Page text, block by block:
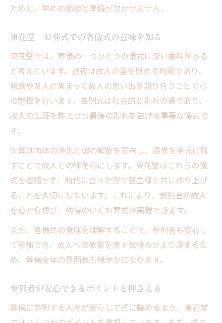
ために、早めの相談と準備が欠かせません。
東花堂 お葬式での各儀式の意味を知る
東花堂では、葬儀の一つひとつの儀式に深い意味がある
と考えています。通夜は故人の霊を慰める時間であり、
親族や友人が集まって故人の思い出を語り合うことで心
の整理を行います。告別式は社会的な別れの場であり、
故人の生涯を称えつつ最後の別れを告げる重要な儀式で
す。
火葬は肉体の浄化と魂の解放を意味し、遺骨を手元に残
すことで故人との絆を形にします。東花堂はこれらの儀
式を省略せず、時代に合った形で喪主様と共に作り上げ
ることを大切にしています。これにより、参列者が故人
を心から偲び、納得のいくお葬式が実現できます。
また、各儀式の意味を理解することで、参列者も安心し
て参加でき、故人への敬意を表す気持ちがより深まるた
め、葬儀全体の雰囲気も穏やかになります。
参列者が安心できるポイントを押さえる
葬儀に参列する人々が安心して式に臨めるよう、東花堂